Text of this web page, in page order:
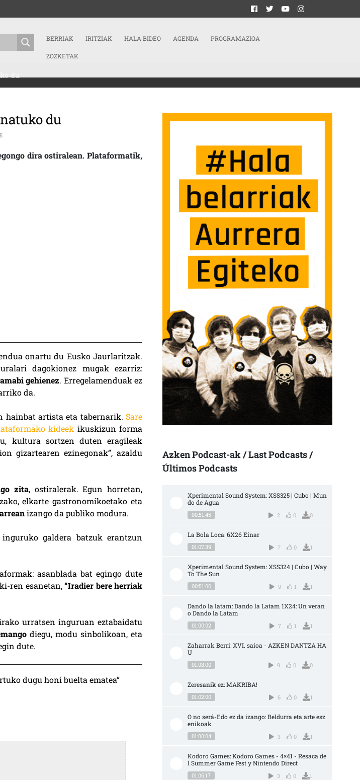
BERRIAK IRITZIAK HALA BIDEO AGENDA PROGRAMAZIOA
ZOZKETAK
du
du
ARTEAK IREKI-K KALETIK ETA INSTITUZIOETATIK PRESIONATUKO DU SARRERAN
dira ostiralean. Plataformatik,
onartu du Eusko Jaurlaritzak.
dagokionez mugak ezarriz:
gehienez. Erregelamenduak ez
da.
hainbat artista eta tabernarik. Sare
kideek ikuskizun forma
kultura sortzen duten eragileak
gizartearen ezinegonak”, azaldu
zita, ostiralerak. Egun horretan,
elkarte gastronomikoetako eta
izango da publiko modura.
galdera batzuk erantzun
asanblada bat egingo dute
ren esanetan,“Iradier bere herriak
urratsen inguruan eztabaidatu
diegu, modu sinbolikoan, eta
dute.
dugu honi buelta ematea”
Azken Podcast-ak / Last Podcasts /
Últimos Podcasts
Xperimental Sound System: XSS325 | Cubo | Mun
do de Agua
00:51:45 2 0 0
La Bola Loca: 6X26 Einar
01:07:39 7 0 1
Xperimental Sound System: XSS324 | Cubo | Way
To The Sun
00:51:00 9 1 1
Dando la latam: Dando la Latam 1X24: Un veran
o Dando la Latam
01:00:02 7 1 1
Zaharrak Berri: XVI. saioa - AZKEN DANTZA HA
U
01:08:00 9 0 0
Zeresanik ez: MAKRIBA!
01:02:00 6 0 1
O no será-Edo ez da izango: Beldurra eta arte esz
enikoak
01:00:04 3 0 1
Kodoro Games: Kodoro Games - 4×41 - Resaca de
l Summer Game Fest y Nintendo Direct
01:06:17 3 0 1